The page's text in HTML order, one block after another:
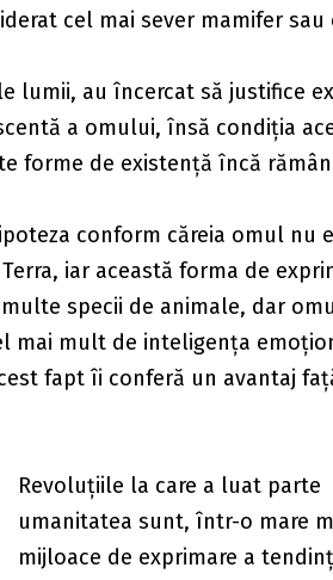
cel mai sever mamifer sau
lumii, au încercat să justifice
a omului, însă condiția
forme de existență încă
conform căreia omul nu
iar această forma de
multe specii de animale, dar
mai mult de inteligența
fapt îi conferă un avantaj
Revoluțiile la care a luat parte
umanitatea sunt, într-o mare
mijloace de exprimare a